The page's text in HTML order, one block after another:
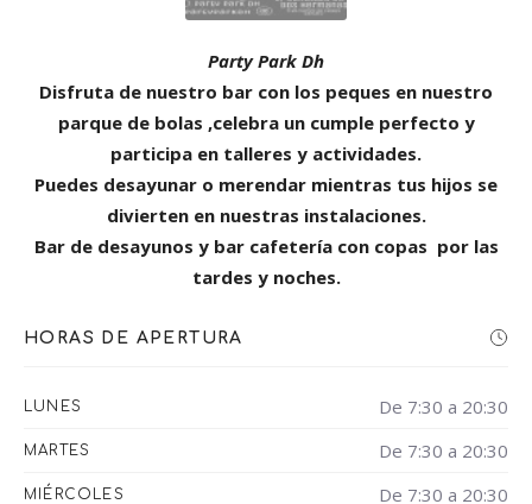
Party Park Dh
Disfruta de nuestro bar con los peques en nuestro
parque de bolas ,celebra un cumple perfecto y
participa en talleres y actividades.
Puedes desayunar o merendar mientras tus hijos se
divierten en nuestras instalaciones.
Bar de desayunos y bar cafetería con copas por las
tardes y noches.
HORAS DE APERTURA
LUNES De 7:30 a 20:30
MARTES De 7:30 a 20:30
MIÉRCOLES De 7:30 a 20:30